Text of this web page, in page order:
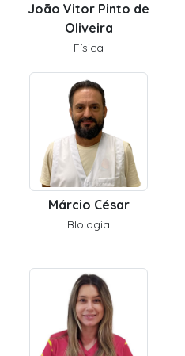
João Vitor Pinto de
Oliveira
Física
Márcio César
BIologia